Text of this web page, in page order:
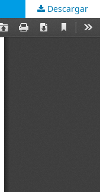
Descargar